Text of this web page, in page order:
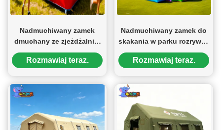
Nadmuchiwany zamek
dmuchany ze zjeżdżalnią,
nadmuchiwana zjeżdżalnia
wodna
Rozmawiaj teraz.
Nadmuchiwany zamek do
skakania w parku rozrywki,
dmuchany zamek do
skakania z dmuchaną
Rozmawiaj teraz.